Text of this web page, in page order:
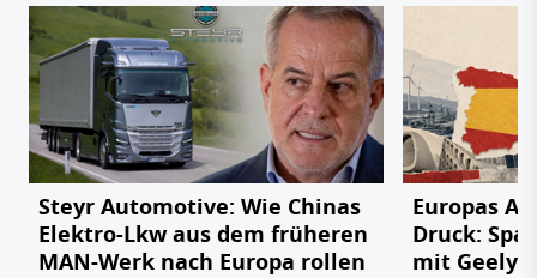
Steyr Automotive: Wie Chinas
Elektro-Lkw aus dem früheren
MAN-Werk nach Europa rollen
Europas
Druck:
mit Geely,